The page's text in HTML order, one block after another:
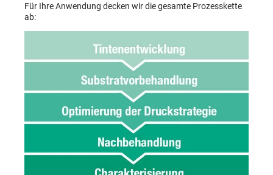
Für Ihre Anwendung decken wir die gesamte Prozesskette
ab: